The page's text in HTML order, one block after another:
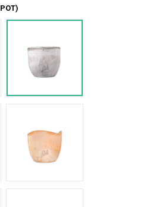
POT)